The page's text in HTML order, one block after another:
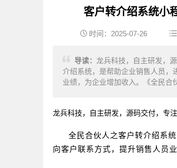
客户转介绍系统小
时间：2025-07-26
导读： 龙兵科技，自主研发，
介绍系统，是帮助企业销售人员，
业绩，为企业增加收入。《全民合
龙兵科技，自主研发，源码交付，专
全民合伙人之客户转介绍系
向客户联系方式，提升销售人员